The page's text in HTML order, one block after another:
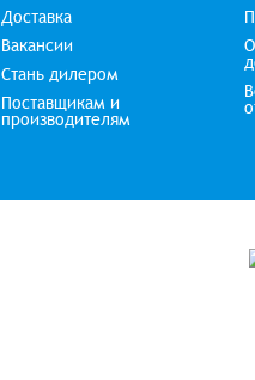
Доставка
Вакансии
Стань дилером
Поставщикам и
производителям